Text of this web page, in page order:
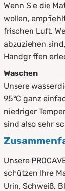
Wenn Sie die
wollen,
frischen Luft.
abzuziehen
Handgriffen
Waschen
Unsere
95°C ganz
niedriger
sind also sehr
Unsere
schützen Ihre
Urin, Schweiß,